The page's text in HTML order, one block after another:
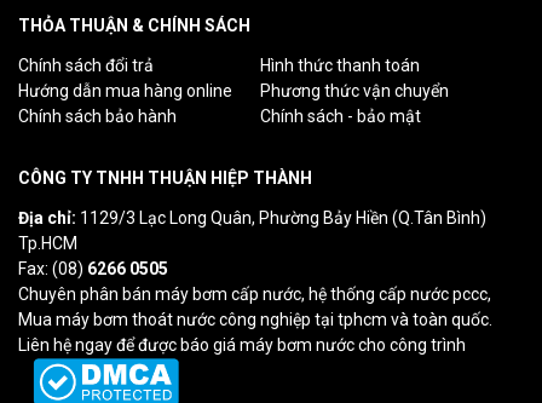
THỎA THUẬN & CHÍNH SÁCH
Chính sách đổi trả
Hình thức thanh toán
Hướng dẫn mua hàng online
Phương thức vận chuyển
Chính sách bảo hành
Chính sách - bảo mật
CÔNG TY TNHH THUẬN HIỆP THÀNH
Địa chỉ: 1129/3 Lạc Long Quân, Phường Bảy Hiền (Q.Tân Bình)
Tp.HCM
Fax: (08) 6266 0505
Chuyên phân bán máy bơm cấp nước, hệ thống cấp nước pccc,
Mua máy bơm thoát nước công nghiệp tại tphcm và toàn quốc.
Liên hệ ngay để được báo giá máy bơm nước cho công trình